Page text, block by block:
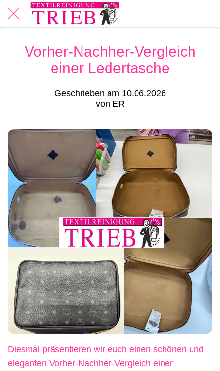
Vorher-Nachher-Vergleich
einer Ledertasche
Geschrieben am 10.06.2026
von ER
Diesmal präsentieren wir euch einen schönen und
eleganten Vorher-Nachher-Vergleich einer